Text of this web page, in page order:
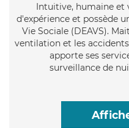
Intuitive, humaine et
d'expérience et possède
Vie Sociale (DEAVS).
ventilation et les
apporte ses
surveillance de